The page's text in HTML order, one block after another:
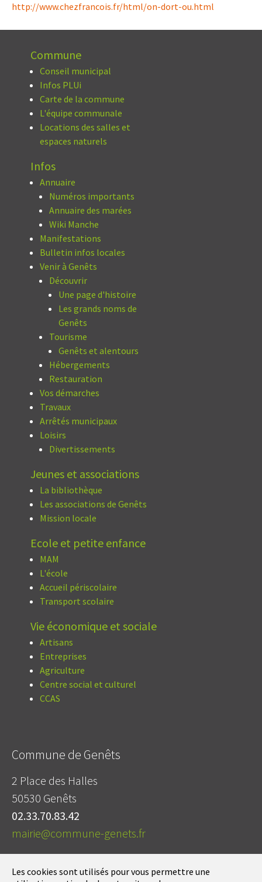
Les cookies sont utilisés pour vous permettre une
http://www.chezfrancois.fr/html/on-dort-ou.html
Commune
Conseil municipal
Infos PLUi
Carte de la commune
L'équipe communale
Locations des salles et
espaces naturels
Infos
Annuaire
Numéros importants
Annuaire des marées
Wiki Manche
Manifestations
Bulletin infos locales
Venir à Genêts
Découvrir
Une page d'histoire
Les grands noms de
Genêts
Tourisme
Genêts et alentours
Hébergements
Restauration
Vos démarches
Travaux
Arrêtés municipaux
Loisirs
Divertissements
Jeunes et associations
La bibliothèque
Les associations de Genêts
Mission locale
Ecole et petite enfance
MAM
L'école
Accueil périscolaire
Transport scolaire
Vie économique et sociale
Artisans
Entreprises
Agriculture
Centre social et culturel
CCAS
Commune de Genêts
2 Place des Halles
50530 Genêts
02.33.70.83.42
mairie@commune-genets.fr